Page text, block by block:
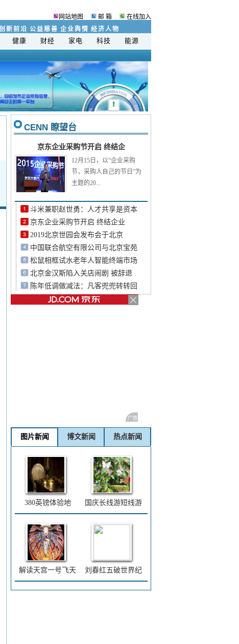
网站地图 邮 箱
在线加入
新前沿 公益慈善 企业舆情 经济人物
健康 财经 家电 科技 能源
CENN 瞭望台
京东企业采购节开启 终结企
12月15日，以“企业采购
节，采购人自己的节日”为
主题的20...
斗米兼职赵世勇：人才共享是资本
京东企业采购节开启 终结企业
2019北京世园会发布会于北京
中国联合航空有限公司与北京宝苑
松鼠相框试水老年人智能终端市场
北京金汉斯陷入关店闹剧 被辞退
陈年低调做减法：凡客兜兜转转回
图片新闻 博文新闻 热点新闻
380英镑体验地 国庆长线游短线游
解读天宫一号飞天 刘春红五破世界纪